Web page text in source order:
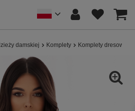
damskiej Komplety Komplety dresowe